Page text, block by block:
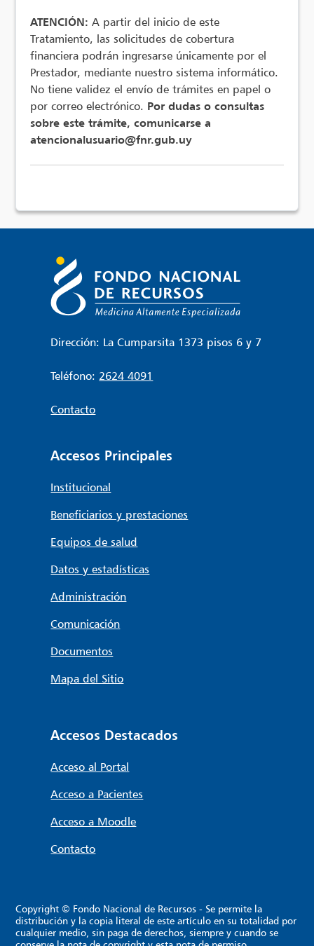
ATENCIÓN: A partir del inicio de este
Tratamiento, las solicitudes de cobertura
financiera podrán ingresarse únicamente por el
Prestador, mediante nuestro sistema informático.
No tiene validez el envío de trámites en papel o
por correo electrónico. Por dudas o consultas
sobre este trámite, comunicarse a
atencionalusuario@fnr.gub.uy
Dirección: La Cumparsita 1373 pisos 6 y 7
Teléfono: 2624 4091
Contacto
Accesos Principales
Institucional
Beneficiarios y prestaciones
Equipos de salud
Datos y estadísticas
Administración
Comunicación
Documentos
Mapa del Sitio
Accesos Destacados
Acceso al Portal
Acceso a Pacientes
Acceso a Moodle
Contacto
Copyright © Fondo Nacional de Recursos - Se permite la
distribución y la copia literal de este artículo en su totalidad por
cualquier medio, sin paga de derechos, siempre y cuando se